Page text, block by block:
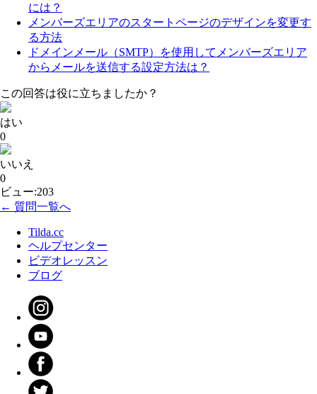
には？
メンバーズエリアのスタートページのデザインを変更す
る方法
ドメインメール（SMTP）を使用してメンバーズエリア
からメールを送信する設定方法は？
この回答は役に立ちましたか？
はい
0
いいえ
0
ビュー:203
← 質問一覧へ
Tilda.cc
ヘルプセンター
ビデオレッスン
ブログ